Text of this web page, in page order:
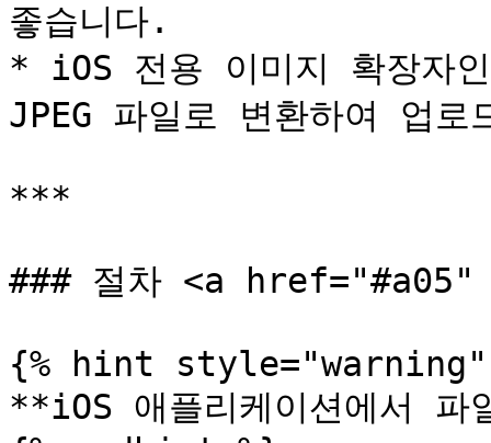
좋습니다.
* iOS 전용 이미지 확장
JPEG 파일로 변환하여 업로
***
### 절차 <a
{% hint style="warning"
**iOS 애플리케이션에서 파